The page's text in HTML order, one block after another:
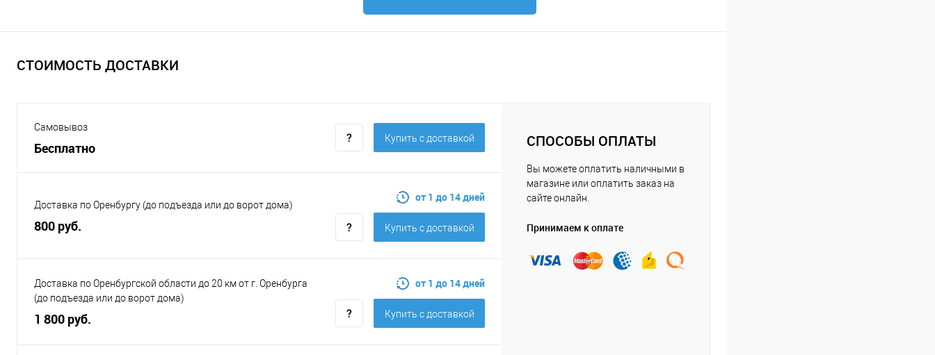
СТОИМОСТЬ ДОСТАВКИ
Самовывоз
Бесплатно
Купить c доставкой
Доставка по Оренбургу (до подъезда или до ворот дома)
800 руб.
от 1 до 14 дней
Купить c доставкой
Доставка по Оренбургской области до 20 км от г. Оренбурга
(до подъезда или до ворот дома)
1 800 руб.
от 1 до 14 дней
Купить c доставкой
СПОСОБЫ ОПЛАТЫ
Вы можете оплатить наличными в
магазине или оплатить заказ на
сайте онлайн.
Принимаем к оплате